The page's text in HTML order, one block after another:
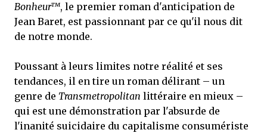
Bonheur™, le premier roman d'anticipation de
Jean Baret, est passionnant par ce qu'il nous dit
de notre monde.
Poussant à leurs limites notre réalité et ses
tendances, il en tire un roman délirant – un
genre de Transmetropolitan littéraire en mieux –
qui est une démonstration par l'absurde de
l'inanité suicidaire du capitalisme consumériste